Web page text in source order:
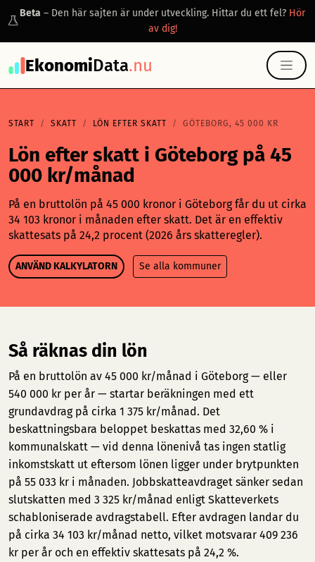
Beta – Den här sajten är under utveckling. Hittar du ett fel? Hör
av dig!
EkonomiData.nu
START SKATT LÖN EFTER SKATT GÖTEBORG, 45 000 KR
Lön efter skatt i Göteborg på 45
000 kr/månad
På en bruttolön på 45 000 kronor i Göteborg får du ut cirka
34 103 kronor i månaden efter skatt. Det är en effektiv
skattesats på 24,2 procent (2026 års skatteregler).
ANVÄND KALKYLATORN Se alla kommuner
Så räknas din lön
På en bruttolön av 45 000 kr/månad i Göteborg — eller
540 000 kr per år — startar beräkningen med ett
grundavdrag på cirka 1 375 kr/månad. Det
beskattningsbara beloppet beskattas med 32,60 % i
kommunalskatt — vid denna lönenivå tas ingen statlig
inkomstskatt ut eftersom lönen ligger under brytpunkten
på 55 033 kr i månaden. Jobbskatteavdraget sänker sedan
slutskatten med 3 325 kr/månad enligt Skatteverkets
schabloniserade avdragstabell. Efter avdragen landar du
på cirka 34 103 kr/månad netto, vilket motsvarar 409 236
kr per år och en effektiv skattesats på 24,2 %.